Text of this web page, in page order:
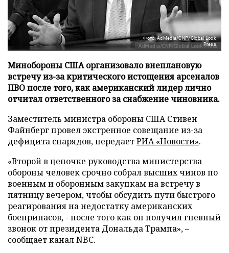
Фото: AdMedia/CNP/Global Look
Press
Минобороны США организовало внеплановую
встречу из-за критического истощения арсеналов
ПВО после того, как американский лидер лично
отчитал ответственного за снабжение чиновника.
Заместитель министра обороны США Стивен
Файнберг провел экстренное совещание из-за
дефицита снарядов, передаетРИА «Новости».
«Второй в цепочке руководства министерства
обороны человек срочно собрал высших чинов по
военным и оборонным закупкам на встречу в
пятницу вечером, чтобы обсудить пути быстрого
реагирования на недостатку американских
боеприпасов, - после того как он получил гневный
звонок от президента Дональда Трампа», –
сообщает канал NBC.